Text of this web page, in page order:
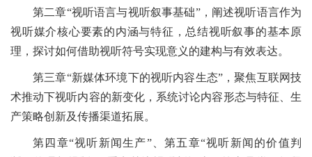
第二章“视听语言与视听叙事基础”，阐述视听语言作为
视听媒介核心要素的内涵与特征，总结视听叙事的基本原
理，探讨如何借助视听符号实现意义的建构与有效表达。
第三章“新媒体环境下的视听内容生态”，聚焦互联网技
术推动下视听内容的新变化，系统讨论内容形态与特征、生
产策略创新及传播渠道拓展。
第四章“视听新闻生产”、第五章“视听新闻的价值判